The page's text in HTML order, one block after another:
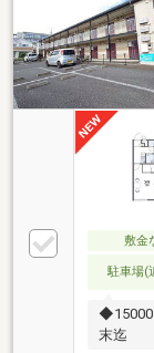
敷金
駐車場(
◆15000
末迄